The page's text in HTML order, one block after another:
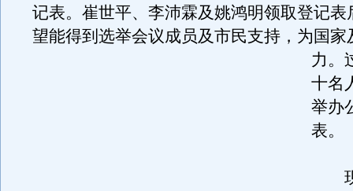
记表。崔世平、李沛霖及姚鸿明领取登记表
望能得到选举会议成员及市民支持，为国家
力。
十名
举办
表。
现